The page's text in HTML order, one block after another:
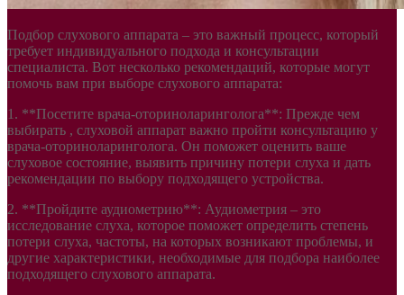
Подбор слухового аппарата – это важный процесс, который
требует индивидуального подхода и консультации
специалиста. Вот несколько рекомендаций, которые могут
помочь вам при выборе слухового аппарата:
1. **Посетите врача-оториноларинголога**: Прежде чем
выбирать , слуховой аппарат важно пройти консультацию у
врача-оториноларинголога. Он поможет оценить ваше
слуховое состояние, выявить причину потери слуха и дать
рекомендации по выбору подходящего устройства.
2. **Пройдите аудиометрию**: Аудиометрия – это
исследование слуха, которое поможет определить степень
потери слуха, частоты, на которых возникают проблемы, и
другие характеристики, необходимые для подбора наиболее
подходящего слухового аппарата.